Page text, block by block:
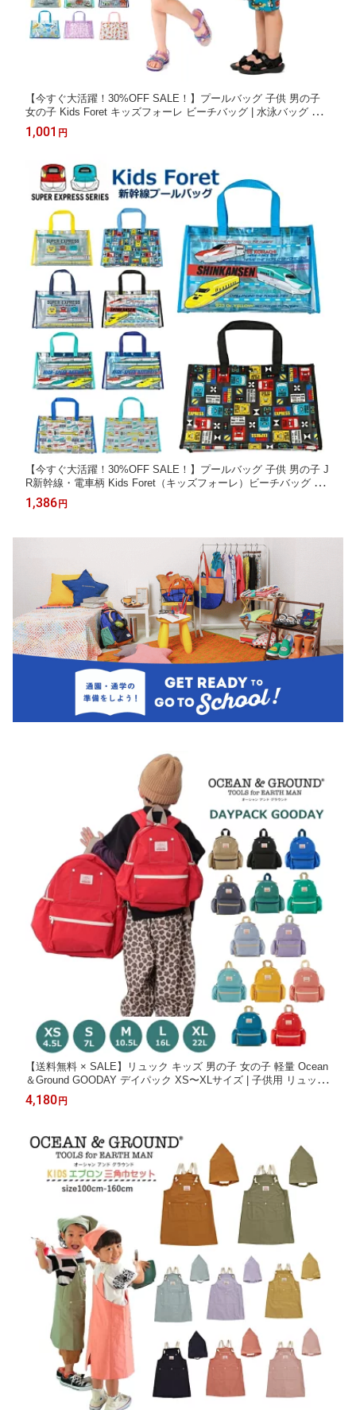
【今すぐ大活躍！30%OFF SALE！】プールバッグ 子供 男の子
女の子 Kids Foret キッズフォーレ ビーチバッグ | 水泳バッグ ス
イムバッグ スイミングバッグ トートビニールバッグ こども水着
水泳用品 キッズ おしゃれ 幼稚園 保育園 小学校 海水浴
1,001 円
【今すぐ大活躍！30%OFF SALE！】プールバッグ 子供 男の子 J
R新幹線・電車柄 Kids Foret（キッズフォーレ）ビーチバッグ は
やぶさ こまち ドクターイエロー | 水泳バッグ スイムバッグ スイ
ミングバッグ こども水着 水泳用品 キッズ おしゃれ 幼稚園 保育
1,386 円
【送料無料 × SALE】リュック キッズ 男の子 女の子 軽量 Ocean
＆Ground GOODAY デイパック XS〜XLサイズ | 子供用 リュック
サック 遠足 旅行 通園 通学 幼稚園 保育園 小学校 入園 入学 新学
期 ジュニア プレゼント ギフト アウトドア スクール バッグ
4,180円